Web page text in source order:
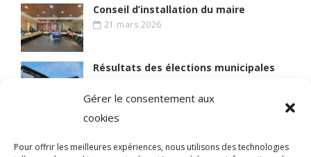
Gérer le consentement aux
cookies
Pour offrir les meilleures expériences, nous utilisons des technologies
Conseil d’installation du maire
21 mars 2026
Résultats des élections municipales